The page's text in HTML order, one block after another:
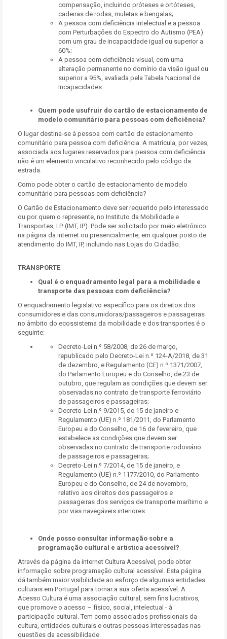
compensação, incluindo próteses e ortóteses,
cadeiras de rodas, muletas e bengalas;
A pessoa com deficiência intelectual e a pessoa
com Perturbações do Espectro do Autismo (PEA)
com um grau de incapacidade igual ou superior a
60%;
A pessoa com deficiência visual, com uma
alteração permanente no domínio da visão igual ou
superior a 95%, avaliada pela Tabela Nacional de
Incapacidades.
Quem pode usufruir do cartão de estacionamento de
modelo comunitário para pessoas com deficiência?
O lugar destina-se à pessoa com cartão de estacionamento
comunitário para pessoa com deficiência. A matrícula, por vezes,
associada aos lugares reservados para pessoa com deficiência
não é um elemento vinculativo reconhecido pelo código da
estrada.
Como pode obter o cartão de estacionamento de modelo
comunitário para pessoas com deficiência?
O Cartão de Estacionamento deve ser requerido pelo interessado
ou por quem o represente, no Instituto da Mobilidade e
Transportes, I.P. (IMT, IP). Pode ser solicitado por meio eletrónico
na página da internet ou presencialmente, em qualquer posto de
atendimento do IMT, IP, incluindo nas Lojas do Cidadão.
TRANSPORTE
Qual é o enquadramento legal para a mobilidade e
transporte das pessoas com deficiência?
O enquadramento legislativo específico para os direitos dos
consumidores e das consumidoras/passageiros e passageiras
no âmbito do ecossistema da mobilidade e dos transportes é o
seguinte:
Decreto-Lei n.º 58/2008, de 26 de março,
republicado pelo Decreto-Lei n.º 124-A/2018, de 31
de dezembro, e Regulamento (CE) n.º 1371/2007,
do Parlamento Europeu e do Conselho, de 23 de
outubro, que regulam as condições que devem ser
observadas no contrato de transporte ferroviário
de passageiros e passageiras;
Decreto-Lei n.º 9/2015, de 15 de janeiro e
Regulamento (UE) n.º 181/2011, do Parlamento
Europeu e do Conselho, de 16 de fevereiro, que
estabelece as condições que devem ser
observadas no contrato de transporte rodoviário
de passageiros e passageiras;
Decreto-Lei n.º 7/2014, de 15 de janeiro, e
Regulamento (UE) n.º 1177/2010, do Parlamento
Europeu e do Conselho, de 24 de novembro,
relativo aos direitos dos passageiros e
passageiras dos serviços de transporte marítimo e
por vias navegáveis interiores.
Onde posso consultar informação sobre a
programação cultural e artística acessível?
Através da página da internet Cultura Acessível, pode obter
informação sobre programação cultural acessível. Esta página
dá também maior visibilidade ao esforço de algumas entidades
culturais em Portugal para tornar a sua oferta acessível. A
Acesso Cultura é uma associação cultural, sem fins lucrativos,
que promove o acesso – físico, social, intelectual - à
participação cultural. Tem como associados profissionais da
cultura, entidades culturais e outras pessoas interessadas nas
questões da acessibilidade.